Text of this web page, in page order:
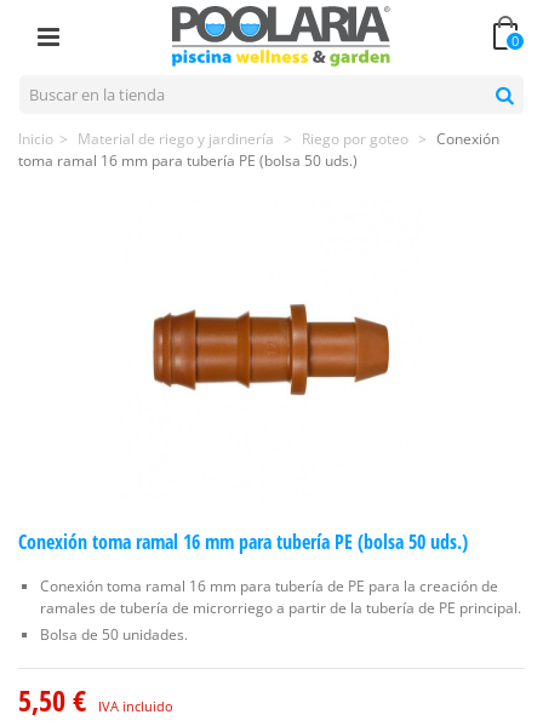
0
Inicio > Material de riego y jardinería > Riego por goteo > Conexión
toma ramal 16 mm para tubería PE (bolsa 50 uds.)
Conexión toma ramal 16 mm para tubería PE (bolsa 50 uds.)
Conexión toma ramal 16 mm para tubería de PE para la creación de
ramales de tubería de microrriego a partir de la tubería de PE principal.
Bolsa de 50 unidades.
5,50 € IVA incluido